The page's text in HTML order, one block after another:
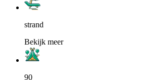
strand
Bekijk meer
90